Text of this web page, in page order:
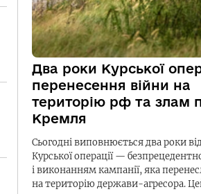
Два роки Курської
перенесення війни на
територію рф та злам
Кремля
Сьогодні виповнюється два роки
Курської операції —
і виконанням кампанії, яка
на територію держави-агресора.